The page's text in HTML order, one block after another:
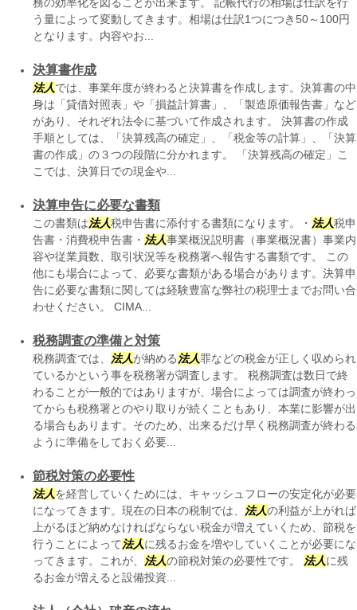
う量によって変動してきます。相場は仕訳1つにつき50～100円
となります。内容やお...
決算書作成
法人では、事業年度が終わると決算書を作成します。決算書の中
身は「貸借対照表」や「損益計算書」、「製造原価報告書」など
があり、それぞれ法令に基づいて作成されます。 決算書の作成
手順としては、「決算残高の確定」、「税金等の計算」、「決算
書の作成」の３つの段階に分かれます。 「決算残高の確定」こ
こでは、決算日での現金や...
決算申告に必要な書類
この書類は法人税申告書に添付する書類になります。・ 法人税申
告書・消費税申告書・ 法人事業概況説明書（事業概況書）事業内
容や従業員数、取引状況等を税務署へ報告する書類です。 この
他にも場合によって、必要な書類がある場合があります。決算申
告に必要な書類に関しては経験豊富な弊社の税理士までお問い合
わせください。 CIMA...
税務調査の準備と対策
税務調査では、 法人が納める 法人罪などの税金が正しく収められ
ているかという事を税務署が調査します。 税務調査は数日で終
わることが一般的ではありますが、場合によっては調査が終わっ
てからも税務署とのやり取りが続くこともあり、本業に影響が出
る場合もあります。そのため、出来るだけ早く税務調査が終わる
ように準備をしておく必要...
節税対策の必要性
法人を経営していくためには、キャッシュフローの安定化が必要
になってきます。現在の日本の税制では、
法人の利益が上がれば
上がるほど納めなければならない税金が増えていくため、節税を
行うことによって 法人に残るお金を増やしていくことが必要にな
ってきます。これが、
法人の節税対策の必要性です。 法人に残
るお金が増えると設備投資...